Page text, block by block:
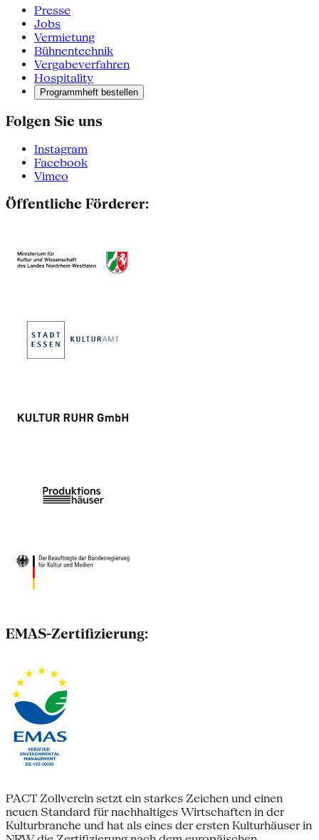
Presse
Jobs
Vermietung
Bühnentechnik
Vergabeverfahren
Hospitality
Programmheft bestellen
Folgen Sie uns
Instagram
Facebook
Vimeo
Öffentliche Förderer:
EMAS-Zertifizierung:
PACT Zollverein setzt ein starkes Zeichen und einen
neuen Standard für nachhaltiges Wirtschaften in der
Kulturbranche und hat als eines der ersten Kulturhäuser in